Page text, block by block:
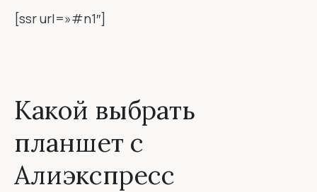
[ssr url=»#n1″]
Какой выбрать
планшет с
Алиэкспресс